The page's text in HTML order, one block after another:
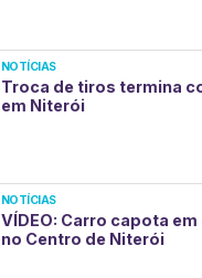
NOTÍCIAS
Troca de tiros termina
em Niterói
NOTÍCIAS
VÍDEO: Carro capota
no Centro de Niterói